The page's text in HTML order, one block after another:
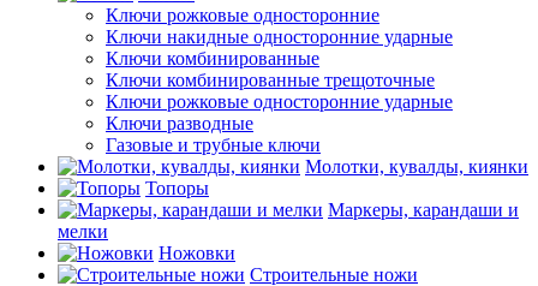
Ключи рожковые односторонние
Ключи накидные односторонние ударные
Ключи комбинированные
Ключи комбинированные трещоточные
Ключи рожковые односторонние ударные
Ключи разводные
Газовые и трубные ключи
Молотки, кувалды, киянки
Топоры
Маркеры, карандаши и
мелки
Ножовки
Строительные ножи